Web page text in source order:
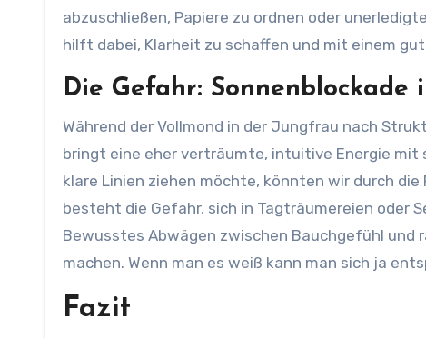
abzuschließen, Papiere zu ordnen oder
hilft dabei, Klarheit zu schaffen und mit einem
Die Gefahr: Sonnenblockade
Während der Vollmond in der Jungfrau nach
bringt eine eher verträumte, intuitive Energie mit
klare Linien ziehen möchte, könnten wir durch
besteht die Gefahr, sich in Tagträumereien oder
Bewusstes Abwägen zwischen Bauchgefühl und
machen. Wenn man es weiß kann man sich ja
Fazit